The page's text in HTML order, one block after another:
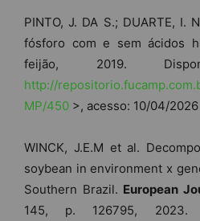
PINTO, J. DA S.; DUARTE, I.
fósforo com e sem ácidos
feijão, 2019.
http://
MP/450 >, acesso: 10/04/2026
WINCK, J.E.M et al.
soybean in environment x
Southern Brazil. European
145, p. 126795, 2023.